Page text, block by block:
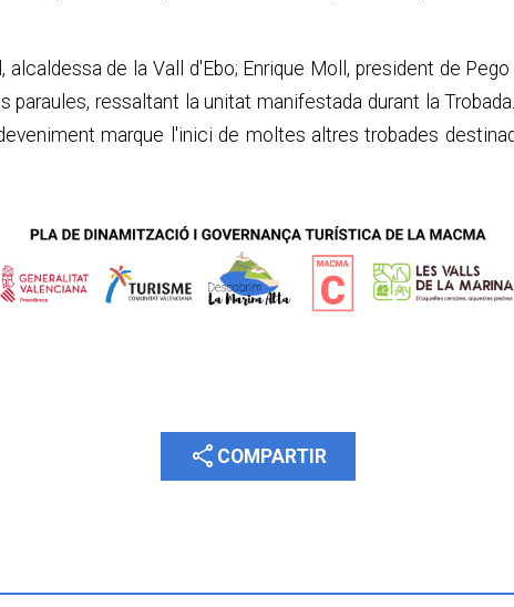
de la Vall d'Ebo; Enrique Moll, president de
paraules, ressaltant la unitat manifestada durant la
marque l'inici de moltes altres trobades
share COMPARTIR